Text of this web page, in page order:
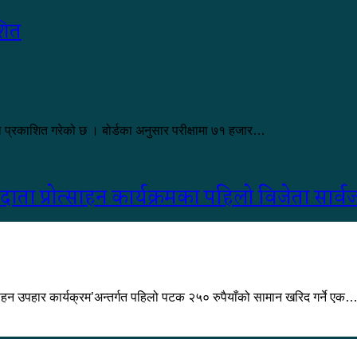
प्रकाशित गरेको छ । बोर्डका अनुसार परीक्षामा ७१ हजार…
प्रोत्साहन कार्यक्रमका पहिलो विजेता
उपहार कार्यक्रम’अन्तर्गत पहिलो पटक २५० रुपैयाँको सामान खरिद गर्ने एक…